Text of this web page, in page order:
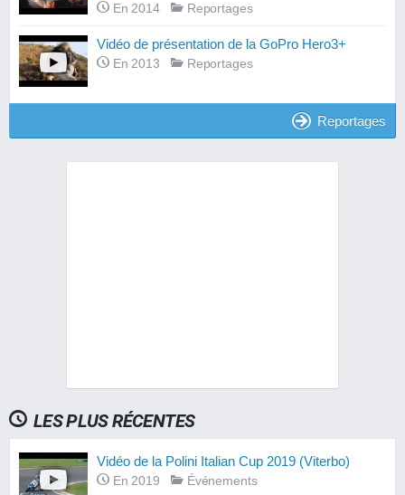
En 2014 Reportages
Vidéo de présentation de la GoPro Hero3+
En 2013 Reportages
Reportages
LES PLUS RÉCENTES
Vidéo de la Polini Italian Cup 2019 (Viterbo)
En 2019 Événements